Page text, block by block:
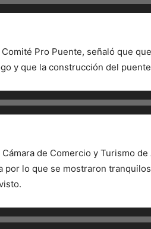
Pro Puente, señaló que
y que la construcción del
de Comercio y Turismo
por lo que se mostraron